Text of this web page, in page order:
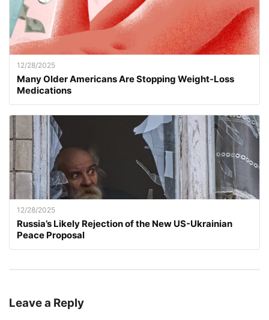
12/28/2025
Many Older Americans Are Stopping Weight-Loss
Medications
12/28/2025
Russia’s Likely Rejection of the New US-Ukrainian
Peace Proposal
Leave a Reply